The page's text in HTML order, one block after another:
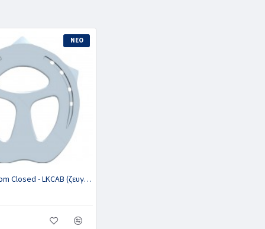
ΝΕΟ
Alu Mushroom Closed - LKCAB (ζευγ.+2 κλιπ γυρισμένα)